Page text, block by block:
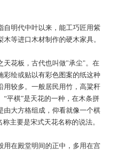
明代中叶以来，能工巧匠用紫
等进口木材制作的硬木家具。
花板，古代也叫做"承尘"。在
彩绘或贴以有彩色图案的纸这种
用较多。一般居民用竹，高粱秆
平棋”是天花的一种，在木条拼
由大方格组成，仰看就像一个棋
主要是宋式天花名称的说法。
在殿堂明间的正中，多用在宫